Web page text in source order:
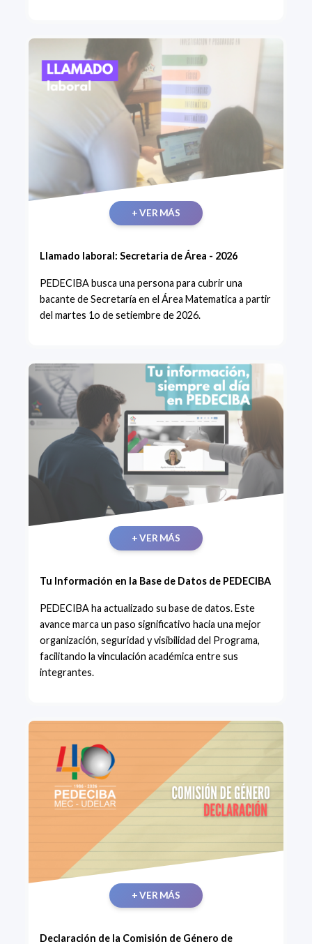
+ VER MÁS
Llamado laboral: Secretaria de Área - 2026
PEDECIBA busca una persona para cubrir una
bacante de Secretaría en el Área Matematica a partir
del martes 1o de setiembre de 2026.
+ VER MÁS
Tu Información en la Base de Datos de PEDECIBA
PEDECIBA ha actualizado su base de datos. Este
avance marca un paso significativo hacia una mejor
organización, seguridad y visibilidad del Programa,
facilitando la vinculación académica entre sus
integrantes.
+ VER MÁS
Declaración de la Comisión de Género de